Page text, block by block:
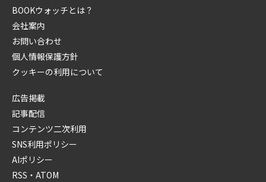
BOOKウォッチとは？
会社案内
お問い合わせ
個人情報保護方針
クッキーの利用について
広告掲載
記事配信
コンテンツ二次利用
SNS利用ポリシー
AIポリシー
RSS・ATOM